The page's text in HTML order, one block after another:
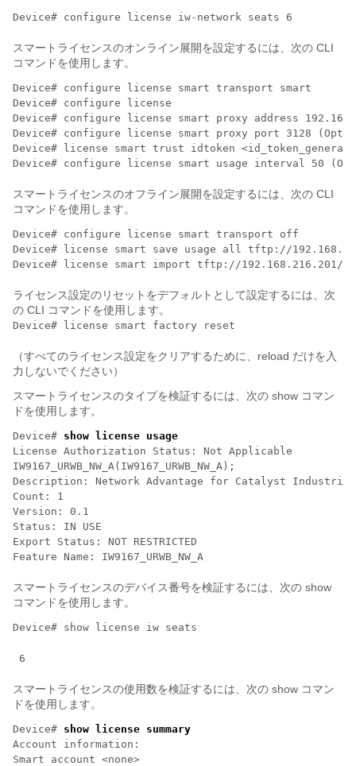
Device# configure license iw-network seats 6
スマートライセンスのオンライン展開を設定するには、次の CLI
コマンドを使用します。
Device# configure license smart transport smart
Device# configure license
Device# configure license smart proxy address
Device# configure license smart proxy port 3128
Device# license smart trust idtoken
Device# configure license smart usage interval 50
スマートライセンスのオフライン展開を設定するには、次の CLI
コマンドを使用します。
Device# configure license smart transport off
Device# license smart save usage all tftp://
Device# license smart import tftp://192.168.216.201/
ライセンス設定のリセットをデフォルトとして設定するには、次
の CLI コマンドを使用します。
Device# license smart factory reset
（すべてのライセンス設定をクリアするために、reload だけを入
力しないでください）
スマートライセンスのタイプを検証するには、次の show コマン
ドを使用します。
Device# show license usage
License Authorization Status: Not Applicable
IW9167_URWB_NW_A(IW9167_URWB_NW_A);
Description: Network Advantage for Catalyst Industrial
Count: 1
Version: 0.1
Status: IN USE
Export Status: NOT RESTRICTED
Feature Name: IW9167_URWB_NW_A
スマートライセンスのデバイス番号を検証するには、次の show
コマンドを使用します。
Device# show license iw seats
6
スマートライセンスの使用数を検証するには、次の show コマン
ドを使用します。
Device# show license summary
Account information:
Smart account <none>